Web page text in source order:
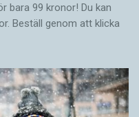
bara 99 kronor! Du kan
Beställ genom att klicka